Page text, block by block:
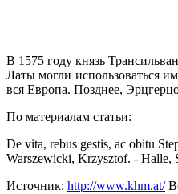
В 1575 году князь
Латы могли использоваться
вся Европа. Позднее,
По материалам статьи:
De vita, rebus gestis, ac obitu
Warszewicki, Krzysztof. - Halle,
Источник: http://www.khm.at/